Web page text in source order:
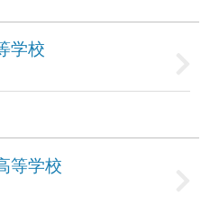
学校
等学校